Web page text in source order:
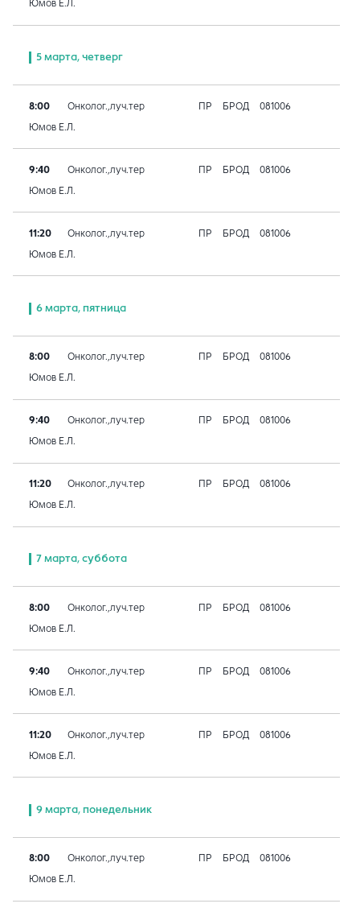
Юмов Е.Л.
5 марта, четверг
8:00 Онколог.,луч.тер ПР БРОД 081006
Юмов Е.Л.
9:40 Онколог.,луч.тер ПР БРОД 081006
Юмов Е.Л.
11:20 Онколог.,луч.тер ПР БРОД 081006
Юмов Е.Л.
6 марта, пятница
8:00 Онколог.,луч.тер ПР БРОД 081006
Юмов Е.Л.
9:40 Онколог.,луч.тер ПР БРОД 081006
Юмов Е.Л.
11:20 Онколог.,луч.тер ПР БРОД 081006
Юмов Е.Л.
7 марта, суббота
8:00 Онколог.,луч.тер ПР БРОД 081006
Юмов Е.Л.
9:40 Онколог.,луч.тер ПР БРОД 081006
Юмов Е.Л.
11:20 Онколог.,луч.тер ПР БРОД 081006
Юмов Е.Л.
9 марта, понедельник
8:00 Онколог.,луч.тер ПР БРОД 081006
Юмов Е.Л.